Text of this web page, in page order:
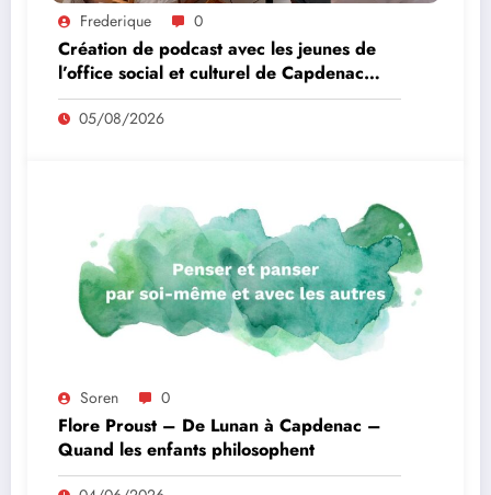
Frederique 0
Création de podcast avec les jeunes de
l’office social et culturel de Capdenac
Gare
05/08/2026
Soren 0
Flore Proust – De Lunan à Capdenac –
Quand les enfants philosophent